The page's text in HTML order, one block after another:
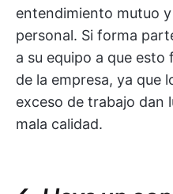
entendimiento mutuo
personal. Si forma
a su equipo a que
de la empresa, ya que
exceso de trabajo dan
mala calidad.